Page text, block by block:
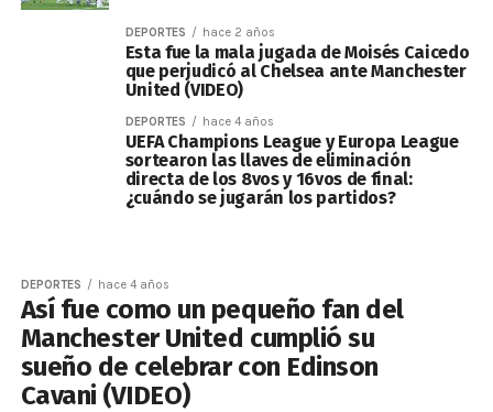
DEPORTES hace 2 años
Esta fue la mala jugada de Moisés Caicedo
que perjudicó al Chelsea ante Manchester
United (VIDEO)
DEPORTES hace 4 años
UEFA Champions League y Europa League
sortearon las llaves de eliminación
directa de los 8vos y 16vos de final:
¿cuándo se jugarán los partidos?
DEPORTES hace 4 años
Así fue como un pequeño fan del
Manchester United cumplió su
sueño de celebrar con Edinson
Cavani (VIDEO)